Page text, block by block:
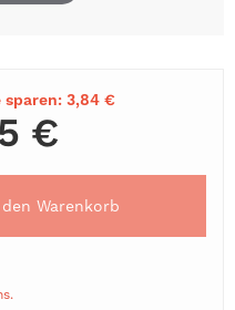
sparen: 3,84 €
€
Warenkorb